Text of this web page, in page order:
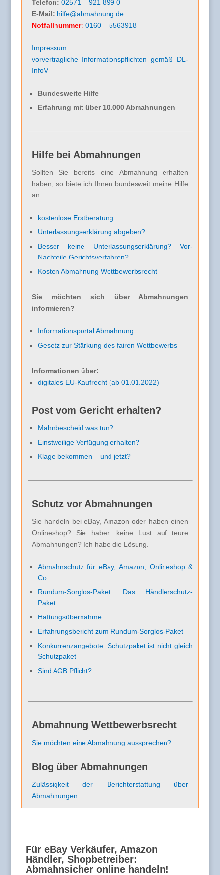
Telefon: 02571 – 921 899 0
E-Mail: hilfe@abmahnung.de
Notfallnummer: 0160 – 5563918
Impressum
vorvertragliche Informationspflichten gemäß DL-
InfoV
Bundesweite Hilfe
Erfahrung mit über 10.000 Abmahnungen
Hilfe bei Abmahnungen
Sollten Sie bereits eine Abmahnung erhalten
haben, so biete ich Ihnen bundesweit meine Hilfe
an.
kostenlose Erstberatung
Unterlassungserklärung abgeben?
Besser keine Unterlassungserklärung? Vor-
Nachteile Gerichtsverfahren?
Kosten Abmahnung Wettbewerbsrecht
Sie möchten sich über Abmahnungen
informieren?
Informationsportal Abmahnung
Gesetz zur Stärkung des fairen Wettbewerbs
Informationen über:
digitales EU-Kaufrecht (ab 01.01.2022)
Post vom Gericht erhalten?
Mahnbescheid was tun?
Einstweilige Verfügung erhalten?
Klage bekommen – und jetzt?
Schutz vor Abmahnungen
Sie handeln bei eBay, Amazon oder haben einen
Onlineshop? Sie haben keine Lust auf teure
Abmahnungen? Ich habe die Lösung.
Abmahnschutz für eBay, Amazon, Onlineshop &
Co.
Rundum-Sorglos-Paket: Das Händlerschutz-
Paket
Haftungsübernahme
Erfahrungsbericht zum Rundum-Sorglos-Paket
Konkurrenzangebote: Schutzpaket ist nicht gleich
Schutzpaket
Sind AGB Pflicht?
Abmahnung Wettbewerbsrecht
Sie möchten eine Abmahnung aussprechen?
Blog über Abmahnungen
Zulässigkeit der Berichterstattung über
Abmahnungen
Für eBay Verkäufer, Amazon
Händler, Shopbetreiber:
Abmahnsicher online handeln!